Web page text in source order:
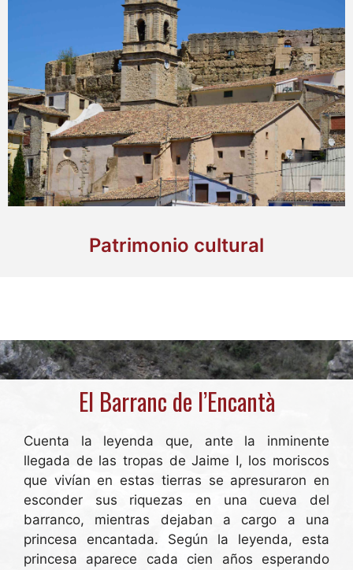
Patrimonio cultural
El Barranc de l’Encantà
Cuenta la leyenda que, ante la inminente
llegada de las tropas de Jaime I, los moriscos
que vivían en estas tierras se apresuraron en
esconder sus riquezas en una cueva del
barranco, mientras dejaban a cargo a una
princesa encantada. Según la leyenda, esta
princesa aparece cada cien años esperando